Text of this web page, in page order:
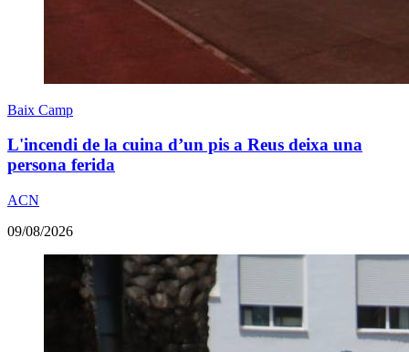
Baix Camp
L'incendi de la cuina d’un pis a Reus deixa una
persona ferida
ACN
09/08/2026